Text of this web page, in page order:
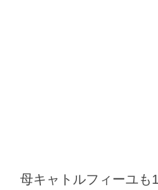
母キャトルフィーユも